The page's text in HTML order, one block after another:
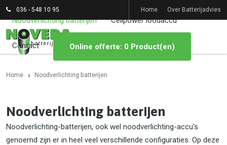
036 - 548 10 95 Home Over Batterijadvies
Noodverlichting batterijen Cellpower loodaccu
Contact Online offerte: 0 Product(en)
Home Noodverlichting batterijen
Noodverlichting batterijen
Noodverlichting-batterijen, ook wel noodverlichting-accu's
genoemd zijn er in heel veel verschillende configuraties. Op deze